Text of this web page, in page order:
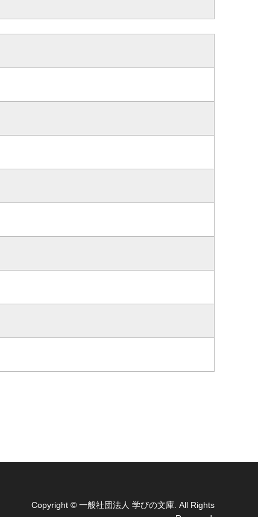
Copyright © 一般社団法人 学びの文庫. All Rights